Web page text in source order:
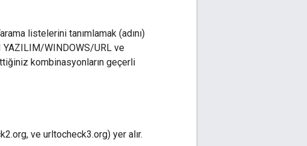
listelerini tanımlamak (adını)
YAZILIM/WINDOWS/URL ve
kombinasyonların geçerli
ve urltocheck3.org) yer alır.